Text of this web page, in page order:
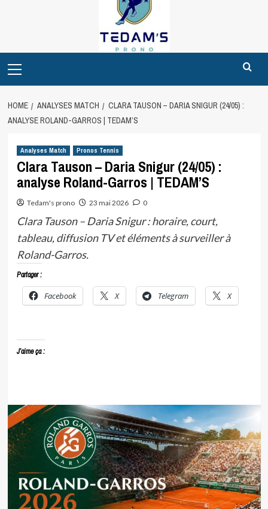
Menu
HOME ANALYSES MATCH
CLARA TAUSON – DARIA SNIGUR (24/05) :
ANALYSE ROLAND-GARROS | TEDAM’S
Analyses Match Pronos Tennis
Clara Tauson – Daria Snigur (24/05) :
analyse Roland-Garros | TEDAM’S
Tedam's prono 23 mai 2026 0
Clara Tauson – Daria Snigur : horaire, court,
tableau, diffusion TV et éléments à surveiller à
Roland-Garros.
Partager :
Facebook X Telegram X
J’aime ça :